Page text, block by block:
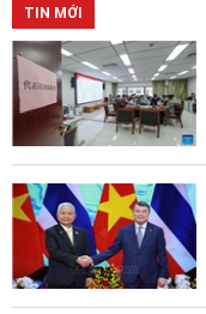
TIN MỚI